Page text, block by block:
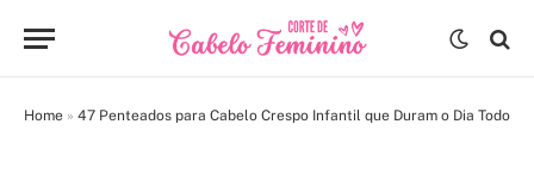
Home » 47 Penteados para Cabelo Crespo Infantil que Duram o Dia Todo